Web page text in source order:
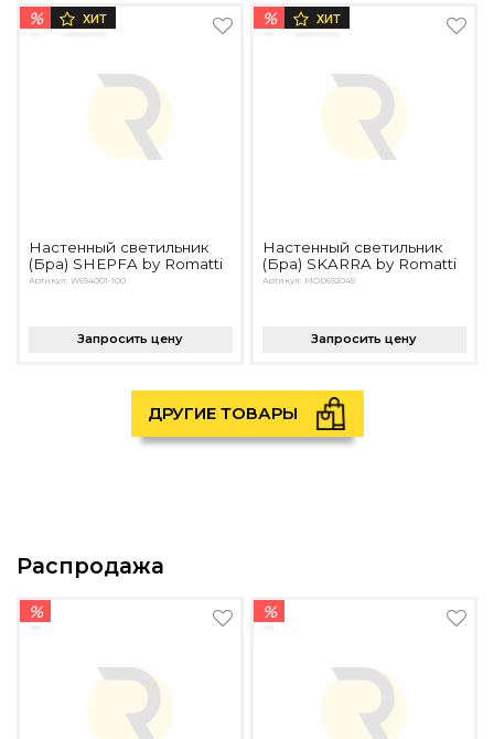
% ХИТ
Настенный светильник
(Бра) SHEPFA by Romatti
Артикул: W694001-100
Запросить цену
% ХИТ
Настенный светильник
(Бра) SKARRA by Romatti
Артикул: MOD692045
Запросить цену
ДРУГИЕ ТОВАРЫ
Распродажа
% %